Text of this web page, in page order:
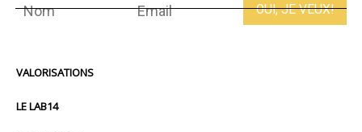
VALORISATIONS
LE LAB14